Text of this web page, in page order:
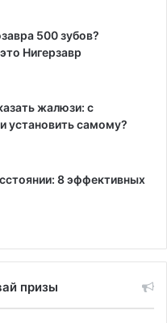
500 зубов?
Нигерзавр
жалюзи: с
установить самому?
8 эффективных
призы